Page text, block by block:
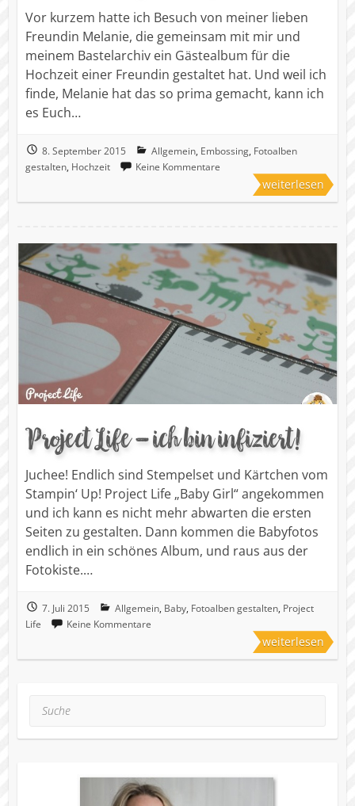
Vor kurzem hatte ich Besuch von meiner lieben
Freundin Melanie, die gemeinsam mit mir und
meinem Bastelarchiv ein Gästealbum für die
Hochzeit einer Freundin gestaltet hat. Und weil ich
finde, Melanie hat das so prima gemacht, kann ich
es Euch…
8. September 2015 Allgemein, Embossing, Fotoalben
gestalten, Hochzeit Keine Kommentare
weiterlesen
Project Life – ich bin infiziert!
Juchee! Endlich sind Stempelset und Kärtchen vom
Stampin‘ Up! Project Life „Baby Girl“ angekommen
und ich kann es nicht mehr abwarten die ersten
Seiten zu gestalten. Dann kommen die Babyfotos
endlich in ein schönes Album, und raus aus der
Fotokiste.…
7. Juli 2015 Allgemein, Baby, Fotoalben gestalten, Project
Life
Keine Kommentare
weiterlesen